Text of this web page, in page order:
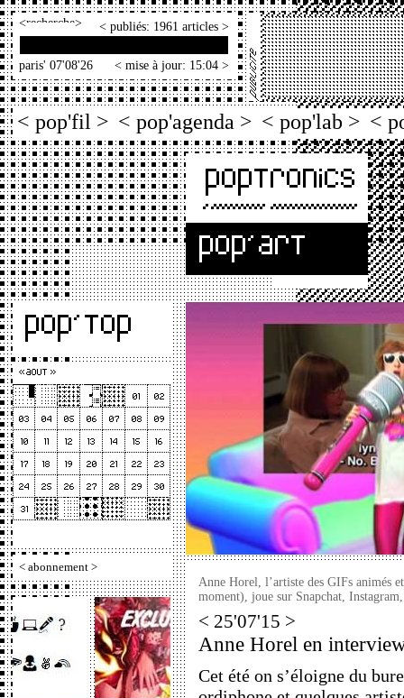
< > < publiés: 1961 articles >
paris' 07'08'26 < mise à jour: 15:04 >
< pop'fil > < pop'agenda > < pop'lab > <
< abonnement >
Anne Horel, l’artiste des GIFs animés
moment), joue sur Snapchat,
< 25'07'15 >
Anne Horel en
Cet été on s’éloigne du